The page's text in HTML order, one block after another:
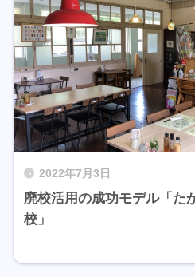
2022年7月3日
廃校活用の成功モデル「た
校」